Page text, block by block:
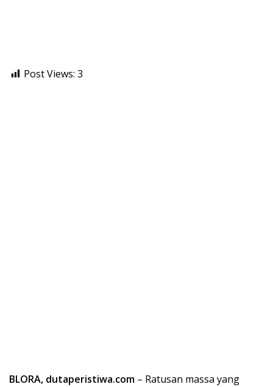
Post Views: 3
BLORA, dutaperistiwa.com – Ratusan massa yang